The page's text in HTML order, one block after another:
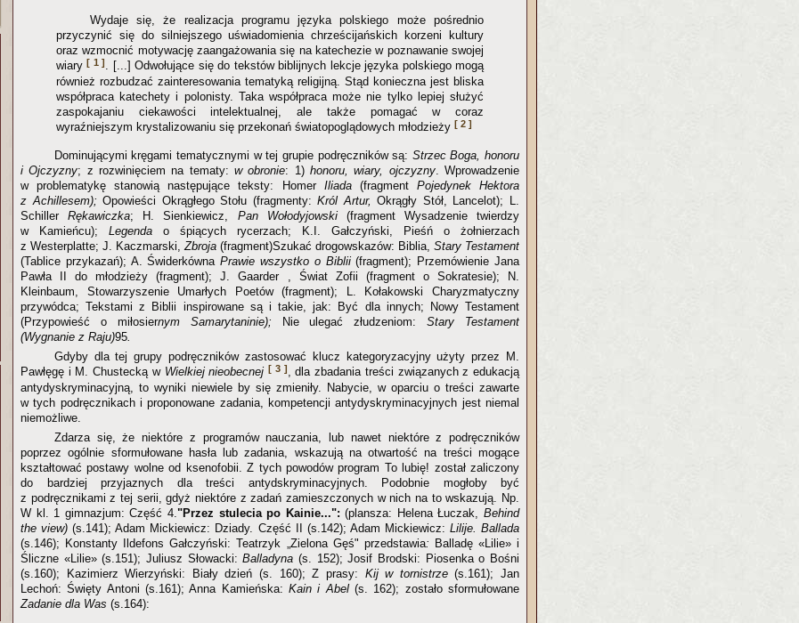
Wydaje się, że realizacja programu języka polskiego może pośrednio
przyczynić się do silniejszego uświadomienia chrześcijańskich korzeni kultury
oraz wzmocnić motywację zaangażowania się na katechezie w poznawanie swojej
wiary[ 1 ]
. [...] Odwołujące się do tekstów biblijnych lekcje języka polskiego mogą
również rozbudzać zainteresowania tematyką religijną. Stąd konieczna jest bliska
współpraca katechety i polonisty. Taka współpraca może nie tylko lepiej służyć
zaspokajaniu ciekawości intelektualnej, ale także pomagać w coraz
wyraźniejszym krystalizowaniu się przekonań światopoglądowych młodzieży [ 2 ]
Dominującymi kręgami tematycznymi w tej grupie podręczników są: Strzec Boga, honoru
i Ojczyzny; z rozwinięciem na tematy:w obronie: 1)honoru, wiary, ojczyzny. Wprowadzenie
w problematykę stanowią następujące teksty: Homer Iliada (fragment Pojedynek Hektora
z Achillesem);Opowieści Okrągłego Stołu (fragmenty:Król Artur,Okrągły Stół, Lancelot); L.
SchillerRękawiczka; H. Sienkiewicz, Pan Wołodyjowski (fragment Wysadzenie twierdzy
w Kamieńcu); Legenda o śpiących rycerzach; K.I. Gałczyński, Pieśń o żołnierzach
z Westerplatte; J. Kaczmarski, Zbroja (fragment)Szukać drogowskazów: Biblia, Stary Testament
(Tablice przykazań); A. ŚwiderkównaPrawie wszystko o Biblii(fragment); Przemówienie Jana
Pawła II do młodzieży (fragment); J. Gaarder , Świat Zofii (fragment o Sokratesie); N.
Kleinbaum, Stowarzyszenie Umarłych Poetów (fragment); L. Kołakowski Charyzmatyczny
przywódca; Tekstami z Biblii inspirowane są i takie, jak: Być dla innych; Nowy Testament
(Przypowieść o miłosiernym Samarytaninie); Nie ulegać złudzeniom:Stary Testament
(Wygnanie z Raju)95
Gdyby dla tej grupy podręczników zastosować klucz kategoryzacyjny użyty przez M.
Pawłęgę i M. Chustecką w Wielkiej nieobecnej [ 3 ]
, dla zbadania treści związanych z edukacją
antydyskryminacyjną, to wyniki niewiele by się zmieniły. Nabycie, w oparciu o treści zawarte
w tych podręcznikach i proponowane zadania, kompetencji antydyskryminacyjnych jest niemal
niemożliwe.
Zdarza się, że niektóre z programów nauczania, lub nawet niektóre z podręczników
poprzez ogólnie sformułowane hasła lub zadania, wskazują na otwartość na treści mogące
kształtować postawy wolne od ksenofobii. Z tych powodów program To lubię! został zaliczony
do bardziej przyjaznych dla treści antydskryminacyjnych. Podobnie mogłoby być
z podręcznikami z tej serii, gdyż niektóre z zadań zamieszczonych w nich na to wskazują. Np.
W kl. 1 gimnazjum: Część 4. "Przez stulecia po Kainie...":(plansza: Helena Łuczak,Behind
the view)(s.141); Adam Mickiewicz: Dziady. Część II (s.142); Adam Mickiewicz: Lilije. Ballada
(s.146); Konstanty Ildefons Gałczyński: Teatrzyk „Zielona Gęś" przedstawia: Balladę «Lilie» i
Śliczne «Lilie» (s.151); Juliusz Słowacki:Balladyna(s. 152); Josif Brodski: Piosenka o Bośni
(s.160); Kazimierz Wierzyński: Biały dzień (s. 160); Z prasy: Kij w tornistrze(s.161); Jan
Lechoń: Święty Antoni (s.161); Anna Kamieńska: Kain i Abel (s. 162); zostało sformułowane
Zadanie dla Was (s.164):